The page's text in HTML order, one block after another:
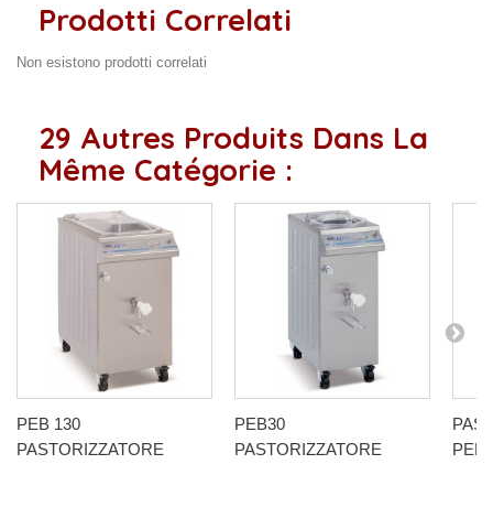
Prodotti Correlati
Non esistono prodotti correlati
29 Autres Produits Dans La
Même Catégorie :
PEB 130
PASTORIZZATORE
PEB30
PASTORIZZATORE